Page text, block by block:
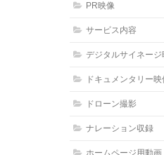
PR映像
サービス内容
デジタルサイネージ
ドキュメンタリー映
ドローン撮影
ナレーション収録
ホームページ用動画